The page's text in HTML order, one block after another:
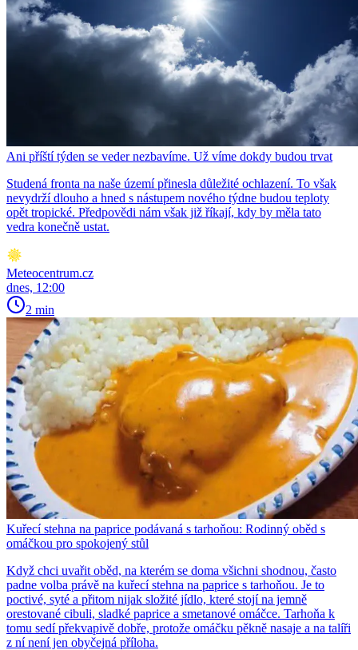
Ani příští týden se veder nezbavíme. Už víme dokdy budou trvat
Studená fronta na naše území přinesla důležité ochlazení. To však
nevydrží dlouho a hned s nástupem nového týdne budou teploty
opět tropické. Předpovědi nám však již říkají, kdy by měla tato
vedra konečně ustat.
Meteocentrum.cz
dnes, 12:00
2 min
Kuřecí stehna na paprice podávaná s tarhoňou: Rodinný oběd s
omáčkou pro spokojený stůl
Když chci uvařit oběd, na kterém se doma všichni shodnou, často
padne volba právě na kuřecí stehna na paprice s tarhoňou. Je to
poctivé, syté a přitom nijak složité jídlo, které stojí na jemně
orestované cibuli, sladké paprice a smetanové omáčce. Tarhoňa k
tomu sedí překvapivě dobře, protože omáčku pěkně nasaje a na talíři
z ní není jen obyčejná příloha.